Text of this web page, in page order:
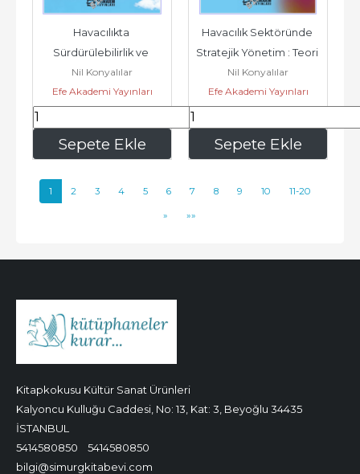
Sepete Ekle
Havacılıkta
Sürdürülebilirlik ve
Çevre Yönetimi -
Nil Konyalılar
Efe Akademi Yayınları
405,00 Sepete Ekle
Havacılık Sektöründe
Stratejik Yönetim : Teori
Uygulama ve Küresel...
Nil Konyalılar
Efe Akademi Yayınları
360,00
1 2 3 4 5 6 7 8 9 10 11-20
» »»
Kitapkokusu Kültür Sanat Ürünleri
Kalyoncu Kulluğu Caddesi, No: 13, Kat: 3, Beyoğlu 34435
İSTANBUL
5414580850
5414580850
bilgi@simurgkitabevi.com